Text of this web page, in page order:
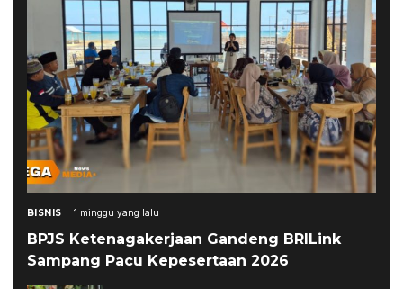
BISNIS 1 minggu yang lalu
BPJS Ketenagakerjaan Gandeng BRILink
Sampang Pacu Kepesertaan 2026